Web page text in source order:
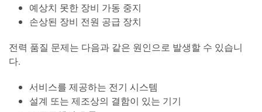
예상치 못한 장비 가동 중지
손상된 장비 전원 공급 장치
전력 품질 문제는 다음과 같은 원인으로 발생할 수 있습니
다.
서비스를 제공하는 전기 시스템
설계 또는 제조상의 결함이 있는 기기